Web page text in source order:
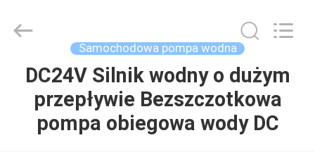
DOM
PRODUKTY
Motor
Technology
Reserved.
Samochodowa pompa wodna
DC24V Silnik wodny o dużym
przepływie Bezszczotkowa
pompa obiegowa wody DC